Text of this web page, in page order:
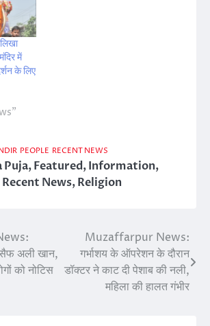
में
के लिए
PEOPLE RECENT NEWS
Puja,Featured,Information,
Recent News,Religion
अली खान,
को नोटिस
Muzaffarpur News:
गर्भाशय के ऑपरेशन के दौरान
डॉक्टर ने काट दी पेशाब की नली,
महिला की हालत गंभीर